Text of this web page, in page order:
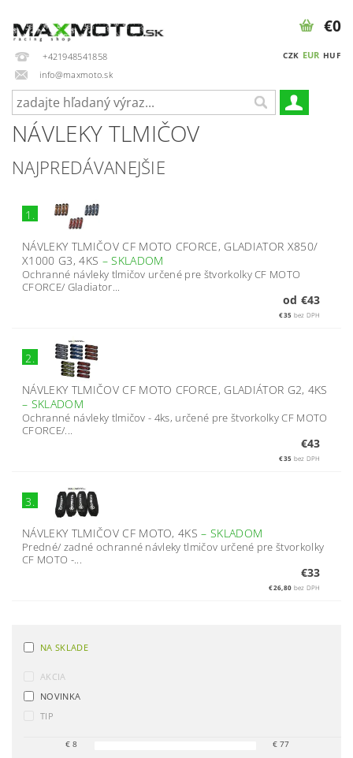
+421948541858
info@maxmoto.sk
CZK EUR HUF
€0
NÁVLEKY TLMIČOV
NAJPREDÁVANEJŠIE
1.
NÁVLEKY TLMIČOV CF MOTO CFORCE, GLADIATOR X850/
X1000 G3, 4KS –SKLADOM
Ochranné návleky tlmičov určené pre štvorkolky CF MOTO
CFORCE/ Gladiator...
od €43
€35 bez DPH
2.
NÁVLEKY TLMIČOV CF MOTO CFORCE, GLADIÁTOR G2, 4KS
– SKLADOM
Ochranné návleky tlmičov - 4ks, určené pre štvorkolky CF MOTO
CFORCE/...
€43
€35 bez DPH
3.
NÁVLEKY TLMIČOV CF MOTO, 4KS–SKLADOM
Predné/ zadné ochranné návleky tlmičov určené pre štvorkolky
CF MOTO -...
€33
€26,80 bez DPH
NA SKLADE
AKCIA
NOVINKA
TIP
€8 €77